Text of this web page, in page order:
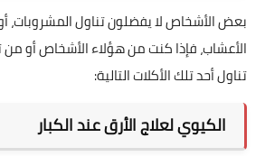
بعض الأشخاص لا يفضلون تناول المشروبات،
الأعشاب، فإذا كنت من هؤلاء الأشخاص أو
تناول أحد تلك الأكلات التالية:
الكيوي لعلاج الأرق عند الكبار